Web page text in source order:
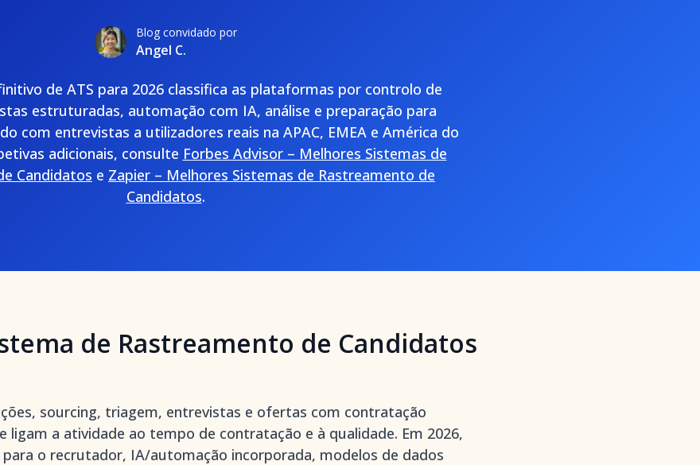
Blog convidado por
Angel C.
de ATS para 2026 classifica as plataformas por controlo de
estruturadas, automação com IA, análise e preparação para
com entrevistas a utilizadores reais na APAC, EMEA e América do
adicionais, consulte Forbes Advisor – Melhores Sistemas de
Candidatos e Zapier – Melhores Sistemas de Rastreamento de
Candidatos.
de Rastreamento de Candidatos
sourcing, triagem, entrevistas e ofertas com contratação
ligam a atividade ao tempo de contratação e à qualidade. Em 2026,
o recrutador, IA/automação incorporada, modelos de dados